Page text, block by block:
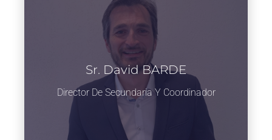
Sr. David BARDE
Director De Secundaria Y Coordinador